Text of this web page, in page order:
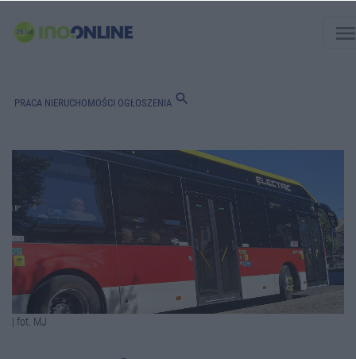
PRACA NIERUCHOMOŚCI OGŁOSZENIA search
| fot. MJ